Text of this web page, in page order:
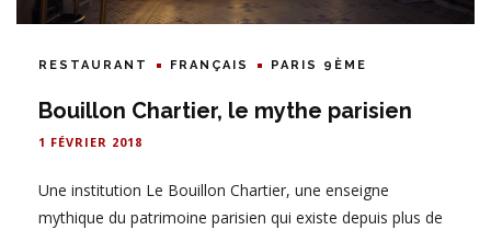
RESTAURANT FRANÇAIS PARIS 9ÈME
Bouillon Chartier, le mythe parisien
1 FÉVRIER 2018
Une institution Le Bouillon Chartier, une enseigne
mythique du patrimoine parisien qui existe depuis plus de